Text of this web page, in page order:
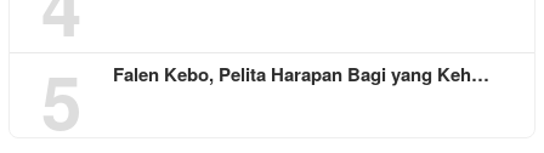
5 Falen Kebo, Pelita Harapan Bagi yang Keh…